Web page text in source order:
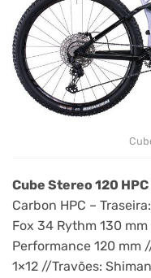
Cube Stereo 120 HPC
Carbon HPC –
Fox 34 Rythm 130
Performance 120 mm
1×12 //Travões: